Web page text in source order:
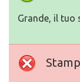
Grande, il tuo